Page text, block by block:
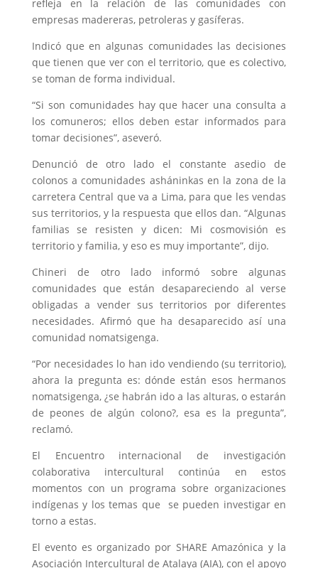
refleja en la relación de las comunidades con
empresas madereras, petroleras y gasíferas.
Indicó que en algunas comunidades las decisiones
que tienen que ver con el territorio, que es colectivo,
se toman de forma individual.
“Si son comunidades hay que hacer una consulta a
los comuneros; ellos deben estar informados para
tomar decisiones”, aseveró.
Denunció de otro lado el constante asedio de
colonos a comunidades asháninkas en la zona de la
carretera Central que va a Lima, para que les vendas
sus territorios, y la respuesta que ellos dan. “Algunas
familias se resisten y dicen: Mi cosmovisión es
territorio y familia, y eso es muy importante”, dijo.
Chineri de otro lado informó sobre algunas
comunidades que están desapareciendo al verse
obligadas a vender sus territorios por diferentes
necesidades. Afirmó que ha desaparecido así una
comunidad nomatsigenga.
“Por necesidades lo han ido vendiendo (su territorio),
ahora la pregunta es: dónde están esos hermanos
nomatsigenga, ¿se habrán ido a las alturas, o estarán
de peones de algún colono?, esa es la pregunta”,
reclamó.
El Encuentro internacional de investigación
colaborativa intercultural continúa en estos
momentos con un programa sobre organizaciones
indígenas y los temas que se pueden investigar en
torno a estas.
El evento es organizado por SHARE Amazónica y la
Asociación Intercultural de Atalaya (AIA), con el apoyo